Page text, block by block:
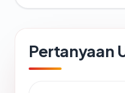
Pertanyaan